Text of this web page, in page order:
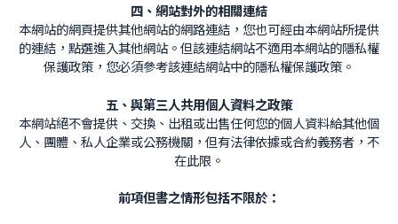
四、網站對外的相關連結
本網站的網頁提供其他網站的網路連結，您也可經由本網站所提供
的連結，點選進入其他網站。但該連結網站不適用本網站的隱私權
保護政策，您必須參考該連結網站中的隱私權保護政策。
五、與第三人共用個人資料之政策
本網站絕不會提供、交換、出租或出售任何您的個人資料給其他個
人、團體、私人企業或公務機關，但有法律依據或合約義務者，不
在此限。
前項但書之情形包括不限於：